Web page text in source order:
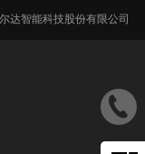
技股份有限公司